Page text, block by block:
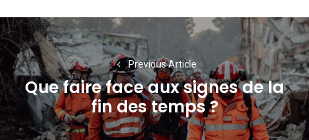
Navigation
de
l’article
Previous Article
Previous
post:
Que faire face aux signes de la
fin des temps ?